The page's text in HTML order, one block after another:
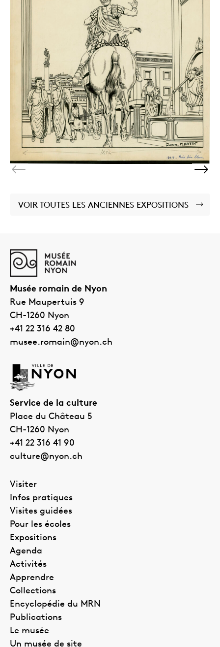
VOIR TOUTES LES ANCIENNES EXPOSITIONS
Musée romain de Nyon
Rue Maupertuis 9
CH-1260 Nyon
+41 22 316 42 80
musee.romain@nyon.ch
Service de la culture
Place du Château 5
CH-1260 Nyon
+41 22 316 41 90
culture@nyon.ch
Visiter
Infos pratiques
Visites guidées
Pour les écoles
Expositions
Agenda
Activités
Apprendre
Collections
Encyclopédie du MRN
Publications
Le musée
Un musée de site